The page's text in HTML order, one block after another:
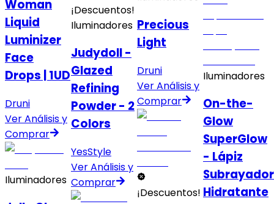
Woman
Liquid
Luminizer
Face
Drops | 1UD
Druni
Ver Análisis y
Comprar
Iluminadores
¡Descuentos!
Iluminadores
Judydoll -
Glazed
Refining
Powder - 2
Colors
YesStyle
Ver Análisis y
Comprar
Precious
Light
Druni
Ver Análisis y
Comprar
¡Descuentos!
Iluminadores
On-the-
Glow
SuperGlow
- Lápiz
Subrayador
Hidratante